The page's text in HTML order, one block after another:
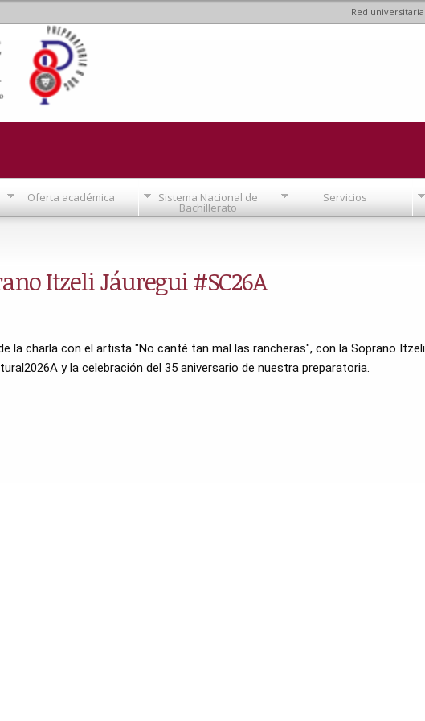
Red universitaria
Oferta académica Sistema Nacional de
Bachillerato
Servicios
Itzeli Jáuregui #SC26A
la charla con el artista "No canté tan mal las rancheras", con la Soprano Itzeli